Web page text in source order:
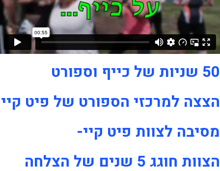
50 שניות של כייף וספורט
הצצה למרכזי הספורט של פיט קיי
מסיבה לצוות פיט קיי-
הצוות חוגג 5 שנים של הצלחה